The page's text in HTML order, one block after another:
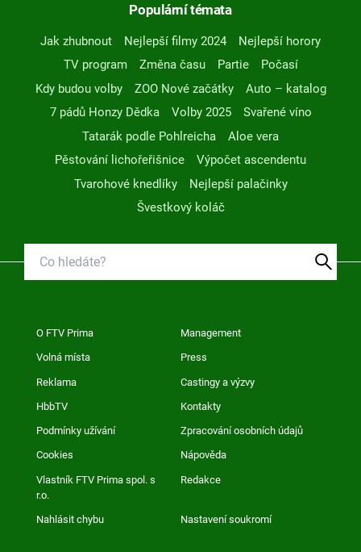
Populární témata
Jak zhubnout Nejlepší filmy 2024
Nejlepší horory
TV program
Změna času Partie
Počasí
Kdy budou volby
ZOO Nové začátky
Auto – katalog
7 pádů Honzy Dědka
Volby 2025
Svařené víno
Tatarák podle Pohlreicha
Aloe vera
Pěstování lichořeřišnice
Výpočet ascendentu
Tvarohové knedlíky
Nejlepší palačinky
Švestkový koláč
O FTV Prima Management
Volná místa Press
Reklama Castingy a výzvy
HbbTV Kontakty
Podmínky užívání Zpracování osobních údajů
Cookies Nápověda
Vlastník FTV Prima spol. s
r.o.
Redakce
Nahlásit chybu Nastavení soukromí